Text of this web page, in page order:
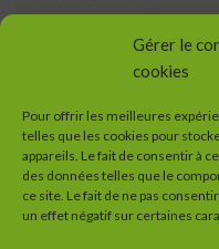
Gérer le
cookies
Pour offrir les meilleures
telles que les cookies pour
appareils. Le fait de consentir à
des données telles que le
ce site. Le fait de ne pas
un effet négatif sur certaines
juin 2019
mai 2019
avril 2019